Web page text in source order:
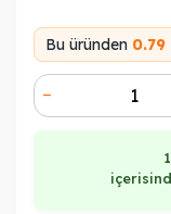
Bu üründen 0.79